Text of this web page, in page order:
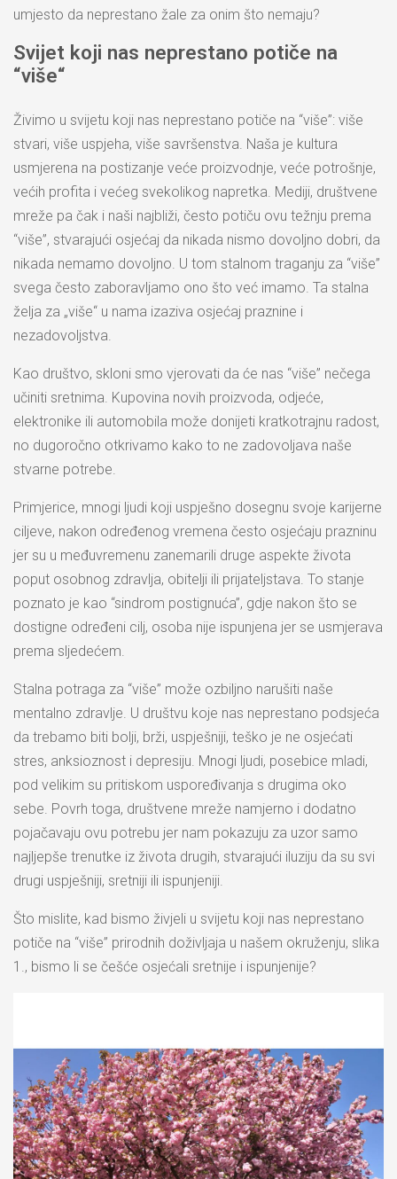
umjesto da neprestano žale za onim što nemaju?
Svijet koji nas neprestano potiče na
“više“
Živimo u svijetu koji nas neprestano potiče na “više”: više
stvari, više uspjeha, više savršenstva. Naša je kultura
usmjerena na postizanje veće proizvodnje, veće potrošnje,
većih profita i većeg svekolikog napretka. Mediji, društvene
mreže pa čak i naši najbliži, često potiču ovu težnju prema
“više”, stvarajući osjećaj da nikada nismo dovoljno dobri, da
nikada nemamo dovoljno. U tom stalnom traganju za “više”
svega često zaboravljamo ono što već imamo. Ta stalna
želja za „više“ u nama izaziva osjećaj praznine i
nezadovoljstva.
Kao društvo, skloni smo vjerovati da će nas “više” nečega
učiniti sretnima. Kupovina novih proizvoda, odjeće,
elektronike ili automobila može donijeti kratkotrajnu radost,
no dugoročno otkrivamo kako to ne zadovoljava naše
stvarne potrebe.
Primjerice, mnogi ljudi koji uspješno dosegnu svoje karijerne
ciljeve, nakon određenog vremena često osjećaju prazninu
jer su u međuvremenu zanemarili druge aspekte života
poput osobnog zdravlja, obitelji ili prijateljstava. To stanje
poznato je kao “sindrom postignuća”, gdje nakon što se
dostigne određeni cilj, osoba nije ispunjena jer se usmjerava
prema sljedećem.
Stalna potraga za “više” može ozbiljno narušiti naše
mentalno zdravlje. U društvu koje nas neprestano podsjeća
da trebamo biti bolji, brži, uspješniji, teško je ne osjećati
stres, anksioznost i depresiju. Mnogi ljudi, posebice mladi,
pod velikim su pritiskom uspoređivanja s drugima oko
sebe. Povrh toga, društvene mreže namjerno i dodatno
pojačavaju ovu potrebu jer nam pokazuju za uzor samo
najljepše trenutke iz života drugih, stvarajući iluziju da su svi
drugi uspješniji, sretniji ili ispunjeniji.
Što mislite, kad bismo živjeli u svijetu koji nas neprestano
potiče na “više” prirodnih doživljaja u našem okruženju, slika
1., bismo li se češće osjećali sretnije i ispunjenije?